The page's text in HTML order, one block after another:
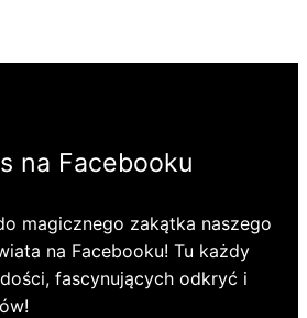
na Facebooku
magicznego zakątka naszego
na Facebooku! Tu każdy
fascynujących odkryć i